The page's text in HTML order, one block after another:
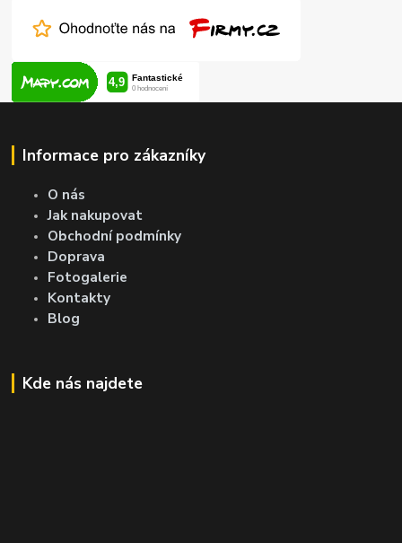
Informace pro zákazníky
O nás
Jak nakupovat
Obchodní podmínky
Doprava
Fotogalerie
Kontakty
Blog
Kde nás najdete